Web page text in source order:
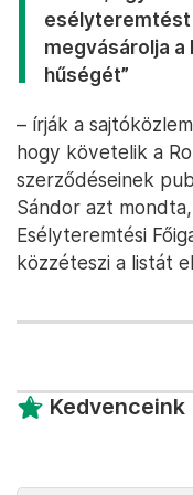
esélyteremtést
megvásárolja
hűségét”
– írják a
hogy követelik a
szerződéseinek
Sándor azt
Esélyteremtési
közzéteszi a listát
Kedvenceink